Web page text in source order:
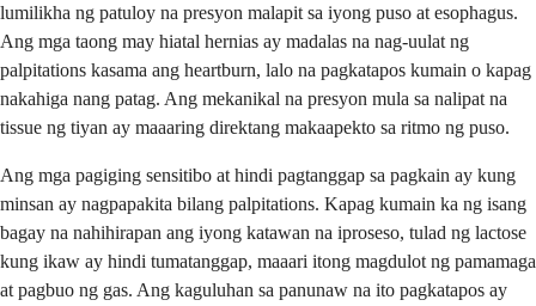
lumilikha ng patuloy na presyon malapit sa iyong puso at esophagus.
Ang mga taong may hiatal hernias ay madalas na nag-uulat ng
palpitations kasama ang heartburn, lalo na pagkatapos kumain o kapag
nakahiga nang patag. Ang mekanikal na presyon mula sa nalipat na
tissue ng tiyan ay maaaring direktang makaapekto sa ritmo ng puso.
Ang mga pagiging sensitibo at hindi pagtanggap sa pagkain ay kung
minsan ay nagpapakita bilang palpitations. Kapag kumain ka ng isang
bagay na nahihirapan ang iyong katawan na iproseso, tulad ng lactose
kung ikaw ay hindi tumatanggap, maaari itong magdulot ng pamamaga
at pagbuo ng gas. Ang kaguluhan sa panunaw na ito pagkatapos ay